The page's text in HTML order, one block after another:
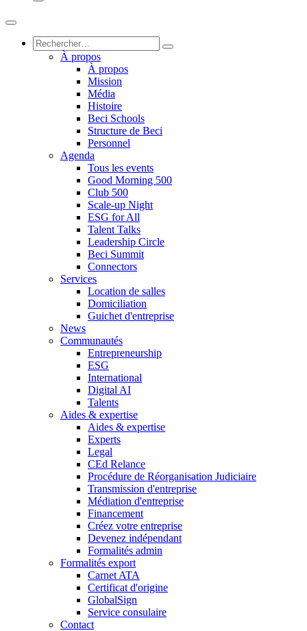
À propos
À propos
Mission
Média
Histoire
Beci Schools
Structure de Beci
Personnel
Agenda
Tous les events
Good Morning 500
Club 500
Scale-up Night
ESG for All
Talent Talks
Leadership Circle
Beci Summit
Connectors
Services
Location de salles
Domiciliation
Guichet d'entreprise
News
Communautés
Entrepreneurship
ESG
International
Digital AI
Talents
Aides & expertise
Aides & expertise
Experts
Legal
CEd Relance
Procédure de Réorganisation Judiciaire
Transmission d'entreprise
Médiation d'entreprise
Financement
Créez votre entreprise
Devenez indépendant
Formalités admin
Formalités export
Carnet ATA
Certificat d'origine
GlobalSign
Service consulaire
Contact